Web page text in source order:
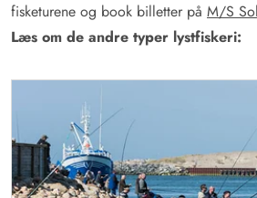
fisketurene og book billetter på M/S
Læs om de andre typer lystfiskeri: